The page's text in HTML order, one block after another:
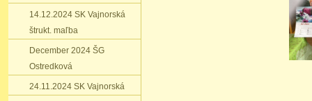
14.12.2024 SK Vajnorská
štrukt. maľba
December 2024 ŠG
Ostredková
24.11.2024 SK Vajnorská